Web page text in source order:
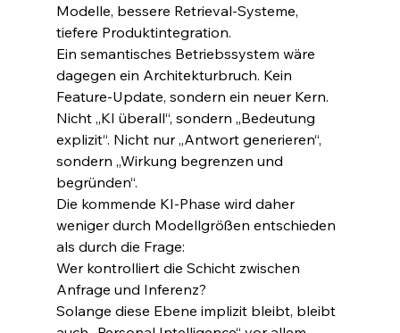
Modelle, bessere Retrieval-Systeme,
tiefere Produktintegration.
Ein semantisches Betriebssystem wäre
dagegen ein Architekturbruch. Kein
Feature-Update, sondern ein neuer Kern.
Nicht „KI überall“, sondern „Bedeutung
explizit“. Nicht nur „Antwort generieren“,
sondern „Wirkung begrenzen und
begründen“.
Die kommende KI-Phase wird daher
weniger durch Modellgrößen entschieden
als durch die Frage:
Wer kontrolliert die Schicht zwischen
Anfrage und Inferenz?
Solange diese Ebene implizit bleibt, bleibt